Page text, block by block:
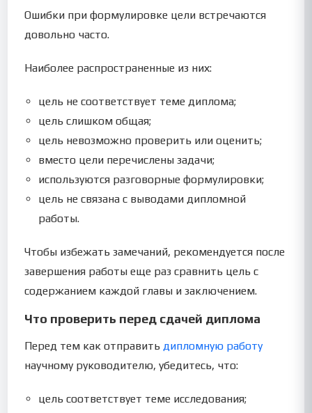
Ошибки при формулировке цели встречаются
довольно часто.
Наиболее распространенные из них:
цель не соответствует теме диплома;
цель слишком общая;
цель невозможно проверить или оценить;
вместо цели перечислены задачи;
используются разговорные формулировки;
цель не связана с выводами дипломной
работы.
Чтобы избежать замечаний, рекомендуется после
завершения работы еще раз сравнить цель с
содержанием каждой главы и заключением.
Что проверить перед сдачей диплома
Перед тем как отправитьдипломную работу
научному руководителю, убедитесь, что:
цель соответствует теме исследования;